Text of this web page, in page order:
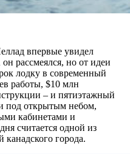
впервые увидел
рассмеялся, но от идеи
лодку в современный
работы, $10 млн
– и пятиэтажный
под открытым небом,
кабинетами и
считается одной из
канадского города.